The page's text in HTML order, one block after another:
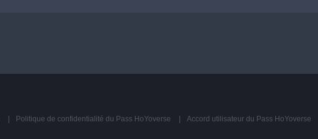
Politique de confidentialité du Pass HoYoverse Accord utilisateur du Pass HoYoverse